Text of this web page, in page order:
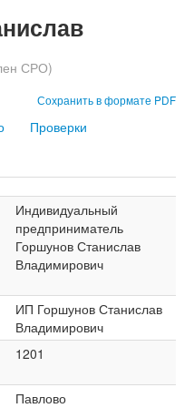
СРО)
Сохранить в формате PDF
Проверки
Индивидуальный
предприниматель
Горшунов Станислав
Владимирович
ИП Горшунов Станислав
Владимирович
1201
Павлово